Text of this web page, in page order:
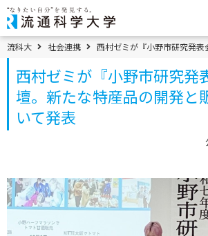
コ
ン
テ
ン
ツ
へ
移
パンくずメニュー
流科大 社会連携 西村ゼミが『小野市研究発
西村ゼミが『小野市研究発
壇。新たな特産品の開発と
いて発表